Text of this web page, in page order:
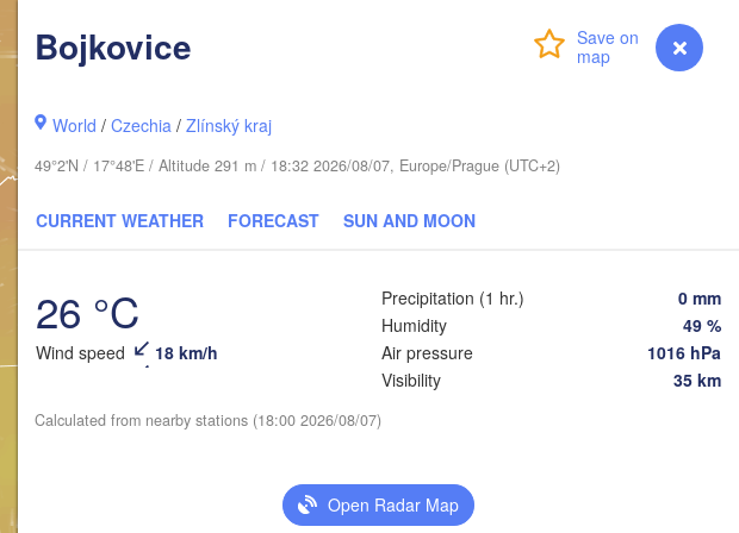
myVentusky Forecast
Bojkovice
World /Czechia /Zlínský kraj
49°2'N / 17°48'E / Altitude 291 m / 18:32 2026/08/07, Europe/Prague (UTC+2)
CURRENT WEATHER FORECAST SUN AND MOON
26 °C
Wind speed 18 km/h
Precipitation (1 hr.)
0 mm
Humidity
49 %
Air pressure
1016 hPa
Visibility
35 km
Calculated from nearby stations (18:00 2026/08/07)
Open Radar Map
(Minsk)
(Homieĺ)
Бабруйск
Баранавічы
Чернігів
(Chernihiv)
Пінск
(Pinsk)
(Mahilioŭ)
BELARUS
Старый
Курск
(Kursk)